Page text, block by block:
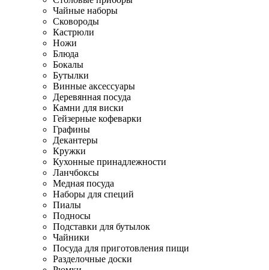
Чайные наборы
Сковороды
Кастрюли
Ножи
Блюда
Бокалы
Бутылки
Винные аксессуары
Деревянная посуда
Камни для виски
Гейзерные кофеварки
Графины
Декантеры
Кружки
Кухонные принадлежности
Ланчбоксы
Медная посуда
Наборы для специй
Пиалы
Подносы
Подставки для бутылок
Чайники
Посуда для приготовления пищи
Разделочные доски